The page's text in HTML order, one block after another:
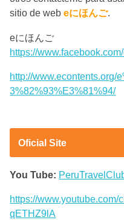
sitio de webeにほんご.
eにほんご
https://
http://www.econtents.org/
3%82%93%E3%81%94/
Oficial Site
You Tube:
https://
qETHZ9lA